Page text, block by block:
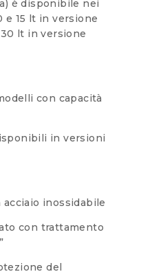
è disponibile nei
e 15 lt in versione
lt in versione
con capacità
in versioni
inossidabile
con trattamento
del